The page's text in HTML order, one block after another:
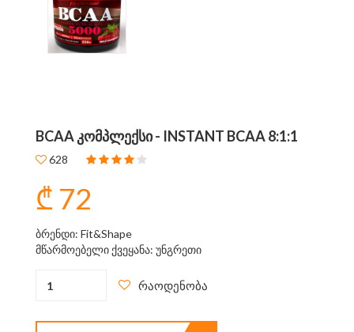
BCAA ᲙᲝᲛᲞᲚᲔᲥᲡᲘ - INSTANT BCAA 8:1:1
628
₾ 72
ბრენდი: Fit&Shape
მწარმოებელი ქვეყანა: უნგრეთი
რაოდენობა